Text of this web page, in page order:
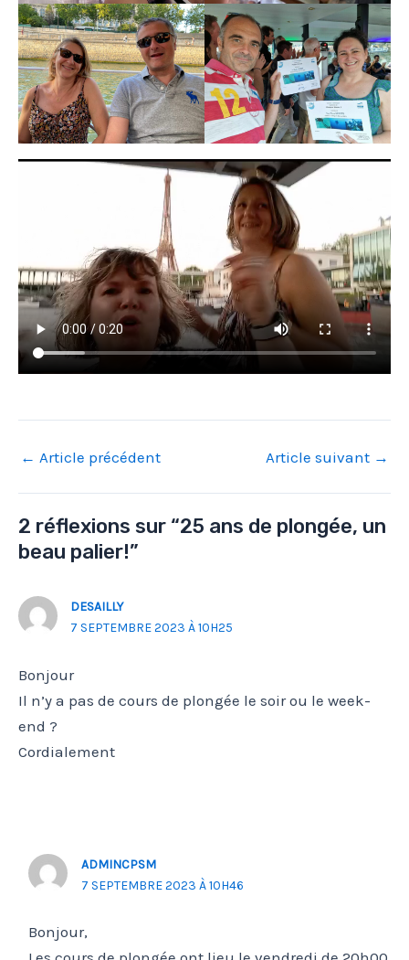
Navigation
← Article précédent Article suivant →
2 réflexions sur “25 ans de plongée, un
beau palier!”
DESAILLY
7 SEPTEMBRE 2023 À 10H25
Bonjour
Il n’y a pas de cours de plongée le soir ou le week-
end ?
Cordialement
ADMINCPSM
7 SEPTEMBRE 2023 À 10H46
Bonjour,